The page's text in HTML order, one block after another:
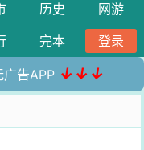
历史
网游
完本 登录
告APP ↓↓↓